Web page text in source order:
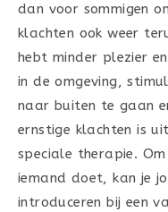
dan voor sommigen
klachten ook weer
hebt minder plezier
in de omgeving,
naar buiten te gaan
ernstige klachten is
speciale therapie.
iemand doet, kan je
introduceren bij een